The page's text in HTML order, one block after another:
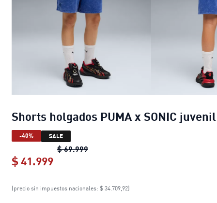
Shorts holgados PUMA x SONIC juvenil
-40% SALE
$ 69.999Shorts holgados PUMA x SONIC
$ 41.999
Shorts holgados PUMA x SONIC
(precio sin impuestos nacionales: $ 34.709,92)